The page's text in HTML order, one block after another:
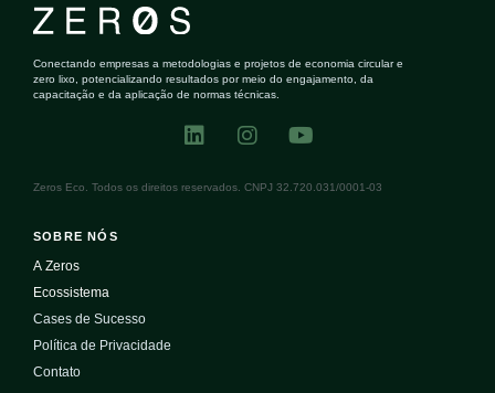
Conectando empresas a metodologias e projetos de economia circular e
zero lixo, potencializando resultados por meio do engajamento, da
capacitação e da aplicação de normas técnicas.
Zeros Eco. Todos os direitos reservados. CNPJ 32.720.031/0001-03
SOBRE NÓS
A Zeros
Ecossistema
Cases de Sucesso
Política de Privacidade
Contato